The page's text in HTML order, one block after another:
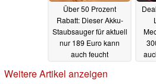
Über 50 Prozent
Rabatt: Dieser Akku-
Staubsauger für aktuell
nur 189 Euro kann
auch feucht
18.05.2026
Weitere Artikel anzeigen